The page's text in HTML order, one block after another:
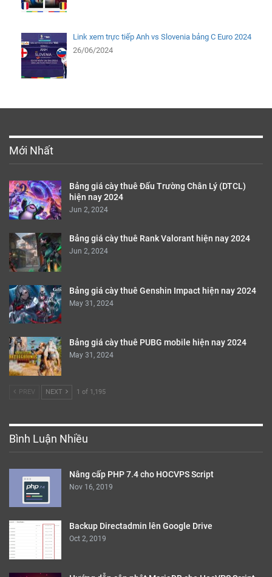
Link xem trực tiếp Anh vs Slovenia bảng C Euro 2024
26/06/2024
Mới Nhất
Bảng giá cày thuê Đấu Trường Chân Lý (DTCL)
hiện nay 2024
Jun 2, 2024
Bảng giá cày thuê Rank Valorant hiện nay 2024
Jun 2, 2024
Bảng giá cày thuê Genshin Impact hiện nay 2024
May 31, 2024
Bảng giá cày thuê PUBG mobile hiện nay 2024
May 31, 2024
PREV NEXT 1 of 1,195
Bình Luận Nhiều
Nâng cấp PHP 7.4 cho HOCVPS Script
Nov 16, 2019
Backup Directadmin lên Google Drive
Oct 2, 2019